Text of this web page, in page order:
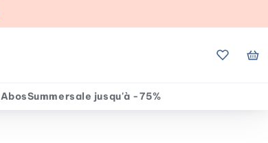
Mes
AbosSummersale jusqu'à -75%